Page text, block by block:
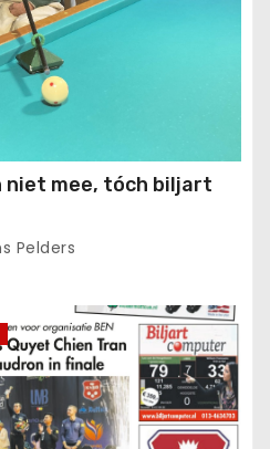
niet mee, tóch biljart
Pelders